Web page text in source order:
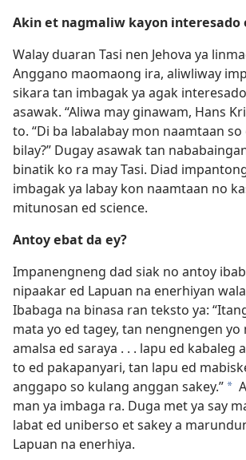
Akin et nagmaliw kayon interesado
Walay duaran Tasi nen Jehova ya
Anggano maomaong ira, aliwliway
sikara tan imbagak ya agak
asawak. “Aliwa may ginawam, Hans
to. “Di ba labalabay mon naamtaan so
bilay?” Dugay asawak tan
binatik ko ra may Tasi. Diad
imbagak ya labay kon naamtaan no
mitunosan ed science.
Antoy ebat da ey?
Impanengneng dad siak no antoy
nipaakar ed Lapuan na enerhiyan
Ibabaga na binasa ran teksto ya:
mata yo ed tagey, tan nengnengen yo
amalsa ed saraya . . . lapu ed kabaleg
to ed pakapanyari, tan lapu ed
anggapo so kulang anggan sakey.” *
man ya imbaga ra. Duga met ya say
labat ed uniberso etsakey a
Lapuan na enerhiya.